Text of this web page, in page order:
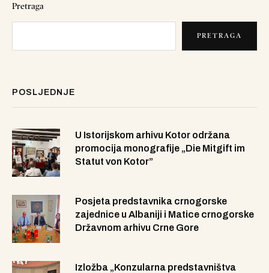
Pretraga
PRETRAGA
POSLJEDNJE
U Istorijskom arhivu Kotor održana
promocija monografije „Die Mitgift im
Statut von Kotor”
Posjeta predstavnika crnogorske
zajednice u Albaniji i Matice crnogorske
Državnom arhivu Crne Gore
Izložba „Konzularna predstavništva